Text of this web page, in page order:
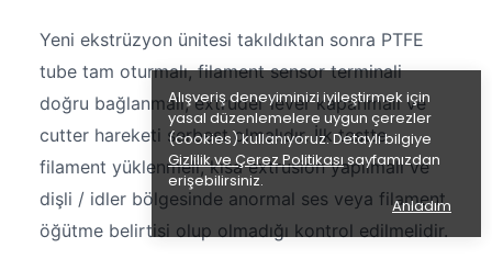
Alışveriş deneyiminizi iyileştirmek için
yasal düzenlemelere uygun çerezler
(cookies) kullanıyoruz. Detaylı bilgiye
Gizlilik ve Çerez Politikasısayfamızdan
erişebilirsiniz.
Anladım
Yeni ekstrüzyon ünitesi takıldıktan sonra PTFE
tube tam oturmalı, filament sensor terminali
doğru bağlanmalı, extruder lever kapanmalı ve
cutter hareketi serbest olmalıdır. İlk testte
filament yüklenmeli, kısa extrusion yapılmalı ve
dişli / idler bölgesinde anormal ses veya filament
öğütme belirtisi olup olmadığı kontrol edilmelidir.